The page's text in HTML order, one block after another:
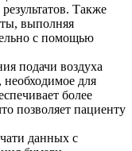
Также
выполняя
с помощью
подачи воздуха
необходимое для
более
позволяет пациенту
данных с